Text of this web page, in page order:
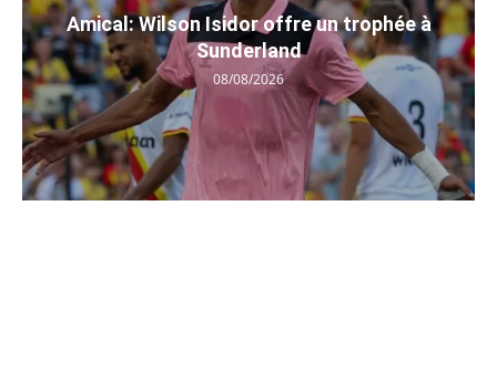
Amical: Wilson Isidor offre un trophée à
Sunderland
08/08/2026